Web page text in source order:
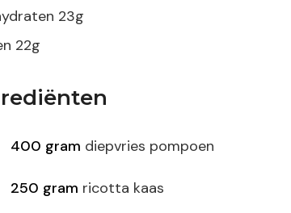
23g
22g
400 gram diepvries pompoen
250 gram ricotta kaas